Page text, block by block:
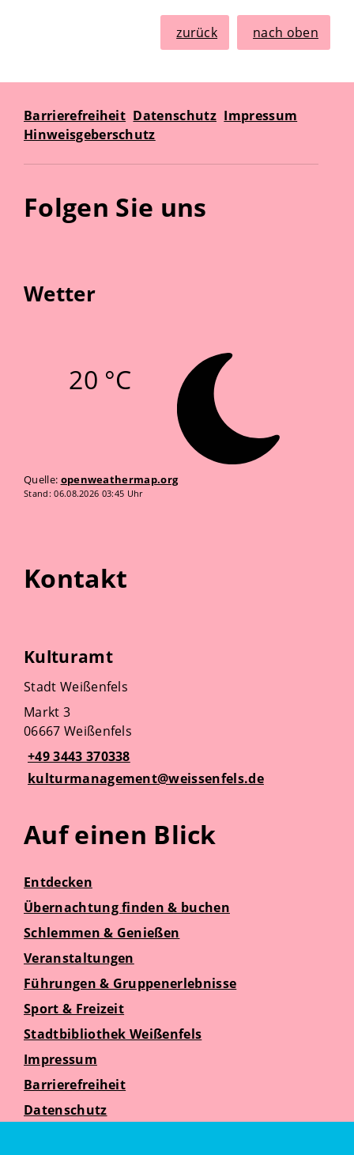
zurück nach oben
Barrierefreiheit Datenschutz Impressum
Hinweisgeberschutz
Folgen Sie uns
Wetter
20 °C
Quelle: openweathermap.org
Stand: 06.08.2026 03:45 Uhr
Kontakt
Kulturamt
Stadt Weißenfels
Markt 3
06667 Weißenfels
+49 3443 370338
kulturmanagement@weissenfels.de
Auf einen Blick
Entdecken
Übernachtung finden & buchen
Schlemmen & Genießen
Veranstaltungen
Führungen & Gruppenerlebnisse
Sport & Freizeit
Stadtbibliothek Weißenfels
Impressum
Barrierefreiheit
Datenschutz